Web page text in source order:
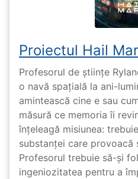
Proiectul Hail
Profesorul de științe
o navă spațială la ani-
amintească cine e sau
măsură ce memoria îi
înțeleagă misiunea:
substanței care provoacă
Profesorul trebuie să-și
ingeniozitatea pentru a